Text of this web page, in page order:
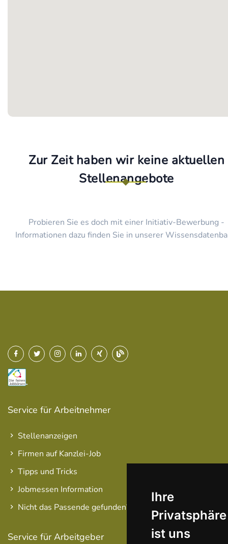
Ihre
Privatsphäre
ist uns
Zur Zeit haben wir keine aktuellen
Stellenangebote
Probieren Sie es doch mit einer Initiativ-Bewerbung -
Informationen dazu finden Sie in unserer
Service für Arbeitnehmer
Stellenanzeigen
Firmen auf Kanzlei-Job
Tipps und Tricks
Jobmessen Information
Nicht das Passende gefunden?
Service für Arbeitgeber